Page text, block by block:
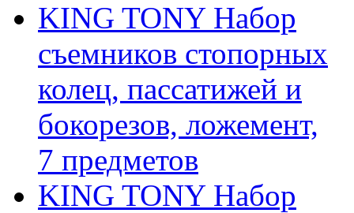
KING TONY Набор
съемников стопорных
колец, пассатижей и
бокорезов, ложемент,
7 предметов
KING TONY Набор